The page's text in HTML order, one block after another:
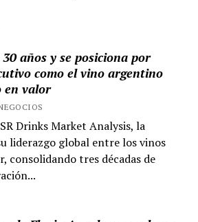
años y se posiciona por
como el vino argentino
en valor
Drinks Market Analysis, la
liderazgo global entre los vinos
consolidando tres décadas de